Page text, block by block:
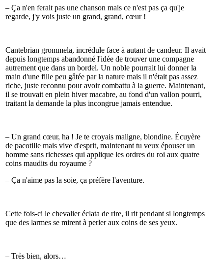
– Ça n'en ferait pas une chanson mais ce n'est pas ça qu'je
regarde, j'y vois juste un grand, grand, cœur !
Cantebrian grommela, incrédule face à autant de candeur. Il avait
depuis longtemps abandonné l'idée de trouver une compagne
autrement que dans un bordel. Un noble pourrait lui donner la
main d'une fille peu gâtée par la nature mais il n'était pas assez
riche, juste reconnu pour avoir combattu à la guerre. Maintenant,
il se trouvait en plein hiver macabre, au fond d'un vallon pourri,
traitant la demande la plus incongrue jamais entendue.
– Un grand cœur, ha ! Je te croyais maligne, blondine. Écuyère
de pacotille mais vive d'esprit, maintenant tu veux épouser un
homme sans richesses qui applique les ordres du roi aux quatre
coins maudits du royaume ?
– Ça n'aime pas la soie, ça préfère l'aventure.
Cette fois-ci le chevalier éclata de rire, il rit pendant si longtemps
que des larmes se mirent à perler aux coins de ses yeux.
– Très bien, alors…